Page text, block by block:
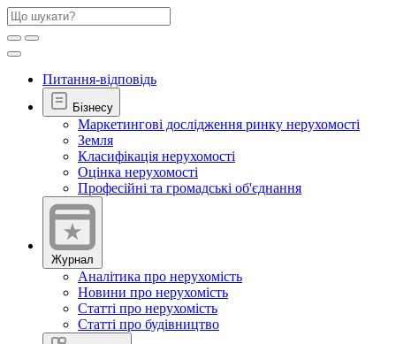
Питання-відповідь
Бізнесу
Маркетингові дослідження ринку нерухомості
Земля
Класифікація нерухомості
Оцінка нерухомості
Професійні та громадські об'єднання
Журнал
Аналітика про нерухомість
Новини про нерухомість
Статті про нерухомість
Статті про будівництво